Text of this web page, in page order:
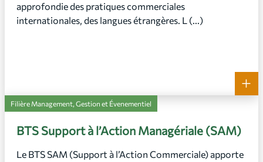
approfondie des pratiques commerciales
internationales, des langues étrangères. L (...)
+
Filière Management, Gestion et Évenementiel
BTS Support à l’Action Managériale (SAM)
Le BTS SAM (Support à l’Action Commerciale) apporte